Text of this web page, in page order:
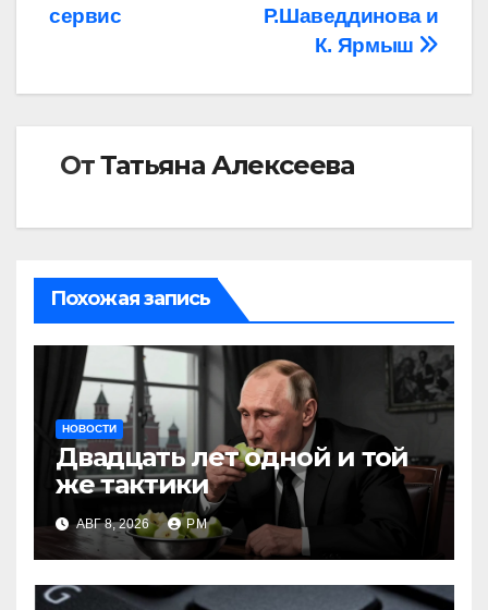
Р.Шаведдинова и
К. Ярмыш
сервис
ОтТатьяна Алексеева
Похожая запись
НОВОСТИ
Двадцать лет одной и той
же тактики
АВГ 8, 2026 РМ